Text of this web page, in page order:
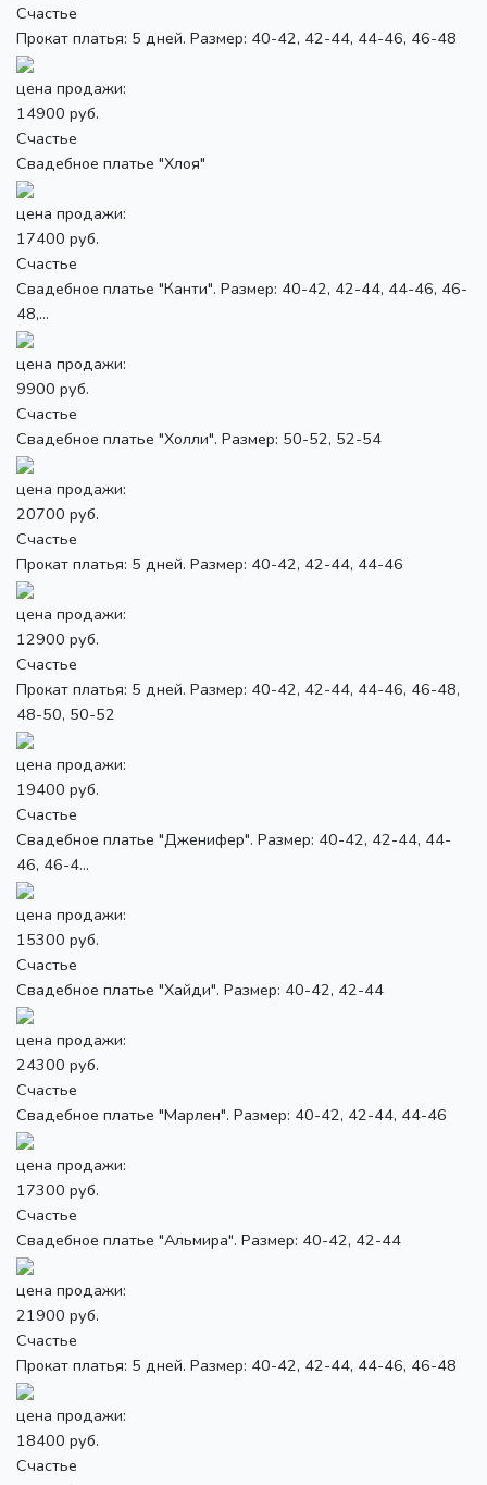
Счастье
Прокат платья: 5 дней. Размер: 40-42, 42-44, 44-46, 46-48
цена продажи:
14900 руб.
Счастье
Свадебное платье "Хлоя"
цена продажи:
17400 руб.
Счастье
Свадебное платье "Канти". Размер: 40-42, 42-44, 44-46, 46-
48,...
цена продажи:
9900 руб.
Счастье
Свадебное платье "Холли". Размер: 50-52, 52-54
цена продажи:
20700 руб.
Счастье
Прокат платья: 5 дней. Размер: 40-42, 42-44, 44-46
цена продажи:
12900 руб.
Счастье
Прокат платья: 5 дней. Размер: 40-42, 42-44, 44-46, 46-48,
48-50, 50-52
цена продажи:
19400 руб.
Счастье
Свадебное платье "Дженифер". Размер: 40-42, 42-44, 44-
46, 46-4...
цена продажи:
15300 руб.
Счастье
Свадебное платье "Хайди". Размер: 40-42, 42-44
цена продажи:
24300 руб.
Счастье
Свадебное платье "Марлен". Размер: 40-42, 42-44, 44-46
цена продажи:
17300 руб.
Счастье
Свадебное платье "Альмира". Размер: 40-42, 42-44
цена продажи:
21900 руб.
Счастье
Прокат платья: 5 дней. Размер: 40-42, 42-44, 44-46, 46-48
цена продажи:
18400 руб.
Счастье